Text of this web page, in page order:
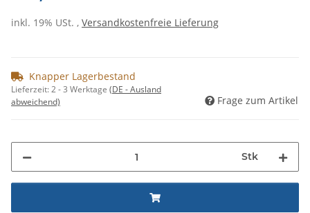
inkl. 19% USt. , Versandkostenfreie Lieferung
Knapper Lagerbestand
Lieferzeit:2 - 3 Werktage (DE - Ausland
abweichend)
Frage zum Artikel
Stk